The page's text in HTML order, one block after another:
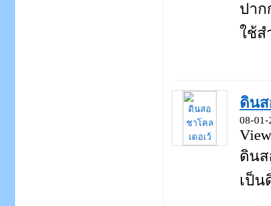
ปาก
ใช้ส
ดินส
08-01-
ดินส
เป็น